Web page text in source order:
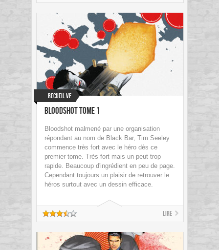
Recueil VF
Bloodshot tome 1
Bloodshot malmené par une organisation
répondant au nom de Black Bar, Tim Seeley
commence très fort avec le héro dès ce
premier tome. Très fort mais un peut trop
rapide. Beaucoup d'ingrédient en peu de page.
Cependant toujours un plaisir de retrouver le
héros surtout avec un dessin efficace.
Lire